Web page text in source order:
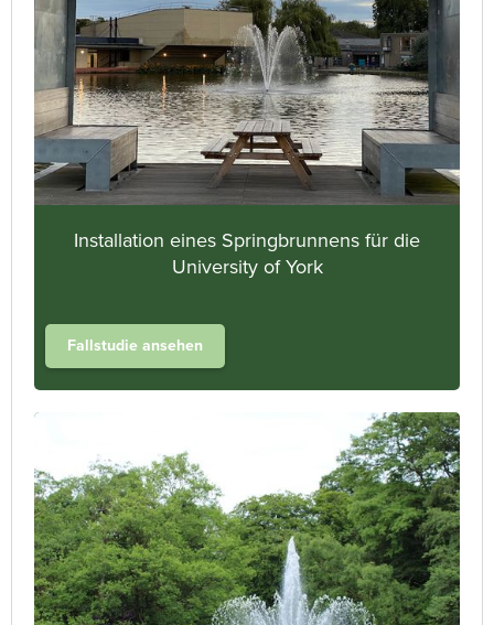
Installation eines Springbrunnens für die
University of York
Fallstudie ansehen